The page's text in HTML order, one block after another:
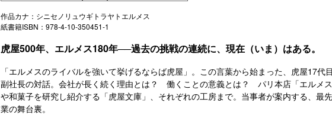
作品カナ：シニセノリュウギトラヤトエルメス
紙書籍ISBN：978-4-10-350451-1
虎屋500年、エルメス180年──過去の挑戦の連続に、現在（いま）はある。
「エルメスのライバルを強いて挙げるならば虎屋」。この言葉から始まった、虎屋17代
副社長の対話。会社が長く続く理由とは？ 働くことの意義とは？ パリ本店「エルメス
や和菓子を研究し紹介する「虎屋文庫」、それぞれの工房まで。当事者が案内する、最
業の舞台裏。